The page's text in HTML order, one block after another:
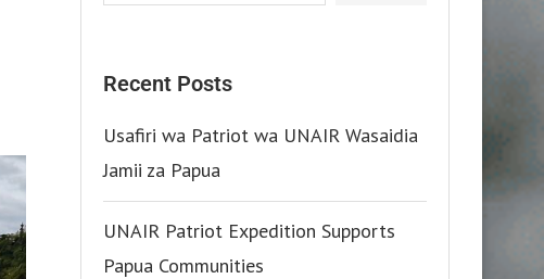
Recent Posts
Usafiri wa Patriot wa UNAIR Wasaidia
Jamii za Papua
UNAIR Patriot Expedition Supports
Papua Communities